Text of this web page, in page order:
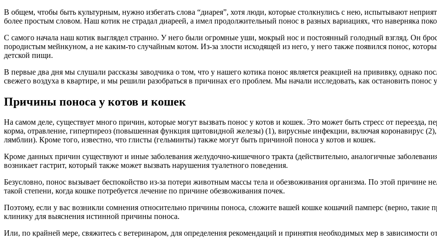
В общем, чтобы быть культурным, нужно избегать слова “диарея”, хотя люди, которые столкнулись с нею, испытывают
более простым словом. Наш котик не страдал диареей, а имел продолжительный понос в разных вариациях, что наверняка
С самого начала наш котик выглядел странно. У него были огромные уши, мокрый нос и постоянный голодный взгляд. Он
породистым мейнкуном, а не каким-то случайным котом. Из-за злости исходящей из него, у него также появился понос,
детской пищи.
В первые два дня мы слушали рассказы заводчика о том, что у нашего котика понос является реакцией на прививку, однако
свежего воздуха в квартире, и мы решили разобраться в причинах его проблем. Мы начали исследовать, как остановить понос
Причины поноса у котов и кошек
На самом деле, существует много причин, которые могут вызвать понос у котов и кошек. Это может быть стресс от переезда,
корма, отравление, гипертиреоз (повышенная функция щитовидной железы) (1), вирусные инфекции, включая коронавирус
лямблии). Кроме того, известно, что глисты (гельминты) также могут быть причиной поноса у котов и кошек.
Кроме данных причин существуют и иные заболевания желудочно-кишечного тракта (действительно, аналогичные
возникает гастрит, который также может вызвать нарушения туалетного поведения.
Безусловно, понос вызывает беспокойство из-за потери животным массы тела и обезвоживания организма. По этой причине
такой степени, когда кошке потребуется лечение по причине обезвоживания почек.
Поэтому, если у вас возникли сомнения относительно причины поноса, сложите вашей кошке кошачий памперс (верно, такие
клинику для выяснения истинной причины поноса.
Или, по крайней мере, свяжитесь с ветеринаром, для определения рекомендаций и принятия необходимых мер в зависимости